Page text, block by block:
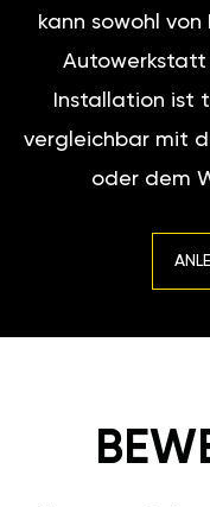
kann sowohl
Autowerkstatt
Installation ist
vergleichbar mit
oder dem